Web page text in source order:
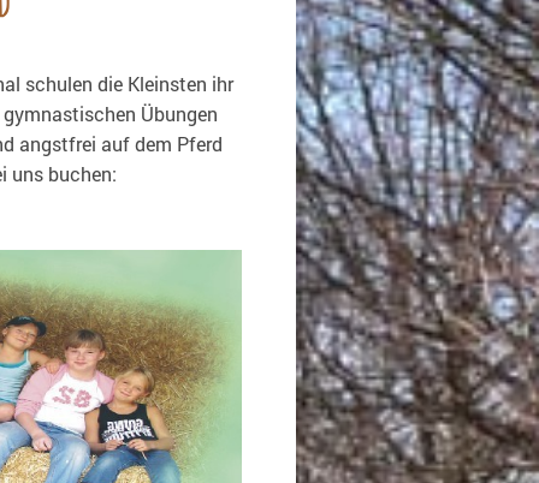
schulen die Kleinsten ihr
Übungen
angstfrei auf dem Pferd
Sie bei uns buchen: